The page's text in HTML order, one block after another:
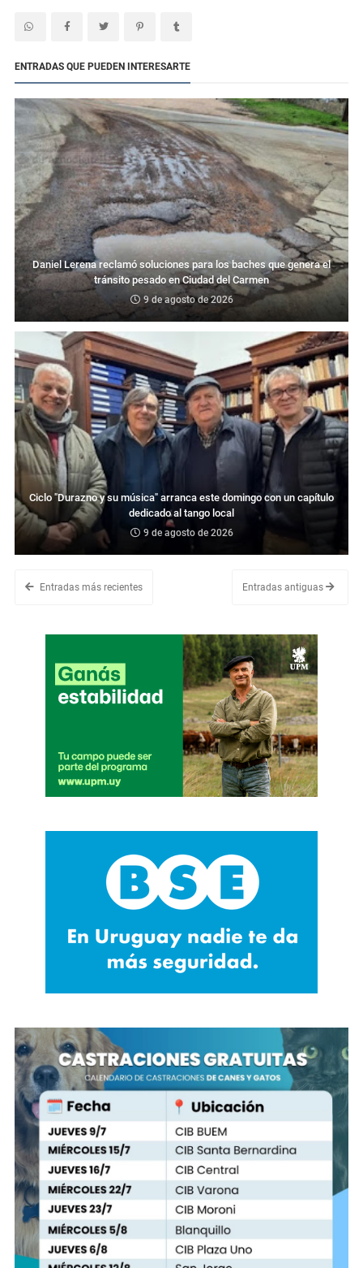
ENTRADAS QUE PUEDEN INTERESARTE
Daniel Lerena reclamó soluciones para los baches que genera el
tránsito pesado en Ciudad del Carmen
9 de agosto de 2026
Ciclo "Durazno y su música" arranca este domingo con un capítulo
dedicado al tango local
9 de agosto de 2026
Entradas más recientes Entradas antiguas